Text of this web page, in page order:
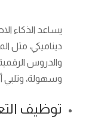
يساعد الذكاء
ديناميكي، مثل
والدروس
وسهولة، وتلبي
توظيف